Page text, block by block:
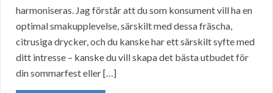
harmoniseras. Jag förstår att du som konsument vill ha en
optimal smakupplevelse, särskilt med dessa fräscha,
citrusiga drycker, och du kanske har ett särskilt syfte med
ditt intresse – kanske du vill skapa det bästa utbudet för
din sommarfest eller […]